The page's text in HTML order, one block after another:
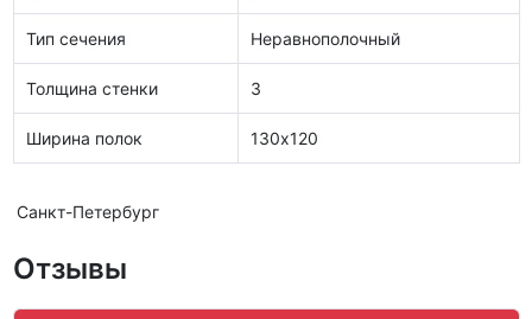
Тип сечения Неравнополочный
Толщина стенки 3
Ширина полок 130х120
Санкт-Петербург
Отзывы